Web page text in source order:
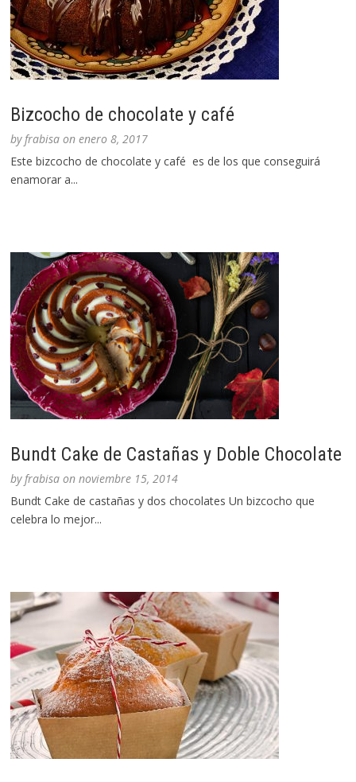
Bizcocho de chocolate y café
byfrabisa onenero 8, 2017
Este bizcocho de chocolate y café es de los que conseguirá
enamorar a...
Bundt Cake de Castañas y Doble Chocolate
byfrabisa onnoviembre 15, 2014
Bundt Cake de castañas y dos chocolates Un bizcocho que
celebra lo mejor...